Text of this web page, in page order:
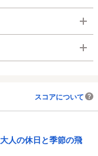
スコアについて
人の休日と季節の飛